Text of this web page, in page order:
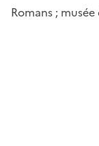
Romans ;